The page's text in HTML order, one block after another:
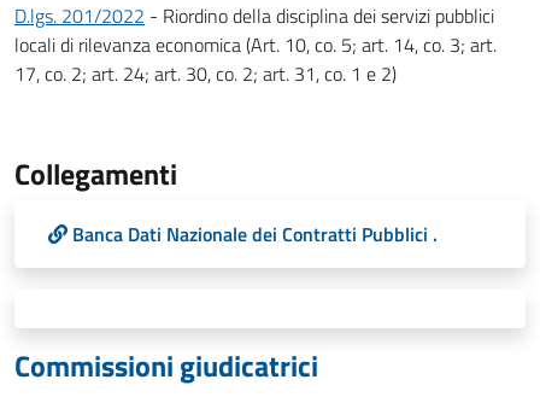
D.lgs. 201/2022 - Riordino della disciplina dei servizi pubblici
locali di rilevanza economica (Art. 10, co. 5; art. 14, co. 3; art.
17, co. 2; art. 24; art. 30, co. 2; art. 31, co. 1 e 2)
Collegamenti
Banca Dati Nazionale dei Contratti Pubblici .
Commissioni giudicatrici